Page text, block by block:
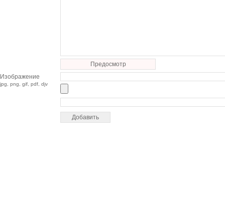
Предосмотр
Изображение
jpg, png, gif, pdf, djv